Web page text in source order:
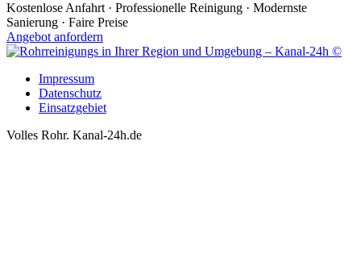
Kostenlose Anfahrt · Professionelle Reinigung · Modernste
Sanierung · Faire Preise
Angebot anfordern
Impressum
Datenschutz
Einsatzgebiet
Volles Rohr. Kanal-24h.de